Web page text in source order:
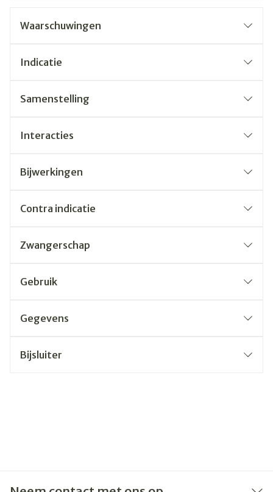
Waarschuwingen
Indicatie
Samenstelling
Interacties
Bijwerkingen
Contra indicatie
Zwangerschap
Gebruik
Gegevens
Bijsluiter